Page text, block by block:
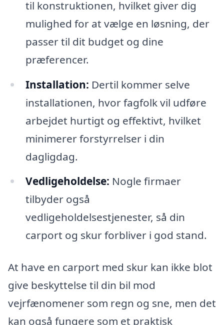
til konstruktionen, hvilket giver dig
mulighed for at vælge en løsning, der
passer til dit budget og dine
præferencer.
Installation: Dertil kommer selve
installationen, hvor fagfolk vil udføre
arbejdet hurtigt og effektivt, hvilket
minimerer forstyrrelser i din
dagligdag.
Vedligeholdelse: Nogle firmaer
tilbyder også
vedligeholdelsestjenester, så din
carport og skur forbliver i god stand.
At have en carport med skur kan ikke blot
give beskyttelse til din bil mod
vejrfænomener som regn og sne, men det
kan også fungere som et praktisk